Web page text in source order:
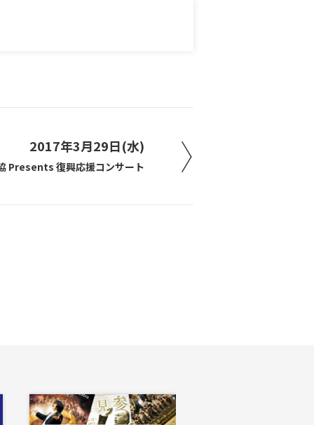
2017年3月29日(水)
Presents 復興応援コンサート